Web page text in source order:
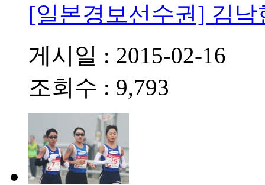
[일본경보선수권] 김낙
게시일 : 2015-02-16
조회수 : 9,793